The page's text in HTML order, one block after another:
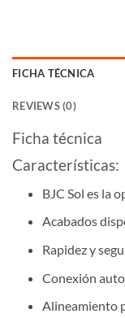
FICHA TÉCNICA
REVIEWS (0)
Ficha técnica
Características:
BJC Sol es la
Acabados
Rapidez y
Conexión
Alineamiento